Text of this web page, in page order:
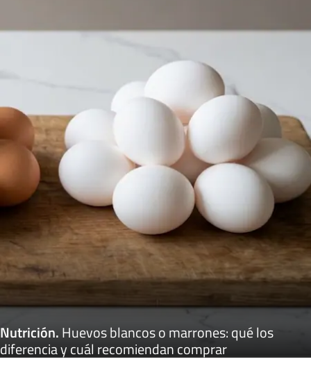
Nutrición.Huevos blancos o marrones: qué los
diferencia y cuál recomiendan comprar